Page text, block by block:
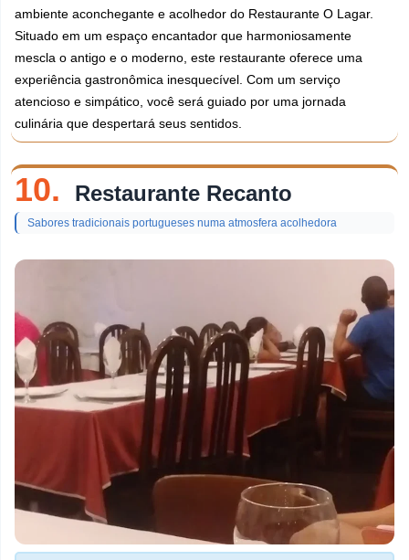
ambiente aconchegante e acolhedor do Restaurante O Lagar.
Situado em um espaço encantador que harmoniosamente
mescla o antigo e o moderno, este restaurante oferece uma
experiência gastronômica inesquecível. Com um serviço
atencioso e simpático, você será guiado por uma jornada
culinária que despertará seus sentidos.
10. Restaurante Recanto
Sabores tradicionais portugueses numa atmosfera acolhedora